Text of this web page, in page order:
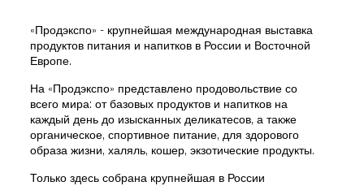
«Продэкспо» - крупнейшая международная выставка
продуктов питания и напитков в России и Восточной
Европе.
На «Продэкспо» представлено продовольствие со
всего мира: от базовых продуктов и напитков на
каждый день до изысканных деликатесов, а также
органическое, спортивное питание, для здорового
образа жизни, халяль, кошер, экзотические продукты.
Только здесь собрана крупнейшая в России